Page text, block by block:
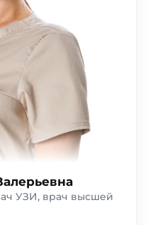
УЗИ, врач высшей